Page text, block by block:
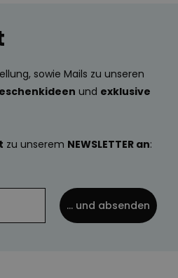
sowie Mails zu unseren
und exklusive
zu unserem NEWSLETTER an:
... und absenden